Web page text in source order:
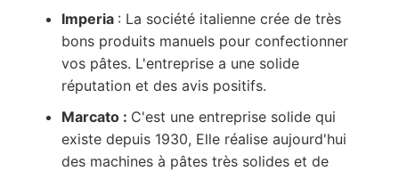
Imperia : La société italienne crée de très
bons produits manuels pour confectionner
vos pâtes. L'entreprise a une solide
réputation et des avis positifs.
Marcato : C'est une entreprise solide qui
existe depuis 1930, Elle réalise aujourd'hui
des machines à pâtes très solides et de